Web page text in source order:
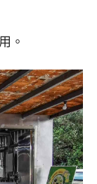
。